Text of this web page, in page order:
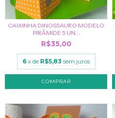
CAIXINHA DINOSSAURO MODELO
PIRÂMIDE 5 UN...
R$35,00
6 x de R$5,83 sem juros